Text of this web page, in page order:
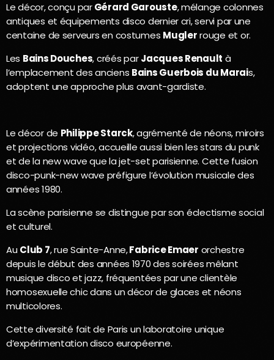
Le décor, conçu parGérard Garouste, mélange colonnes
antiques et équipements disco dernier cri, servi par une
centaine de serveurs en costumes Muglerrouge et or.
Les Bains Douches, créés parJacques Renault à
l’emplacement des anciens Bains Guerbois du Marais,
adoptent une approche plus avant-gardiste.
Le décor de Philippe Starck, agrémenté de néons, miroirs
et projections vidéo, accueille aussi bien les stars du punk
et de la new wave que la jet-set parisienne. Cette fusion
disco-punk-new wave préfigure l’évolution musicale des
années 1980.
La scène parisienne se distingue par son éclectisme social
et culturel.
AuClub 7, rue Sainte-Anne,Fabrice Emaer orchestre
depuis le début des années 1970 des soirées mêlant
musique disco et jazz, fréquentées par une clientèle
homosexuelle chic dans un décor de glaces et néons
multicolores.
Cette diversité fait de Paris un laboratoire unique
d’expérimentation disco européenne.